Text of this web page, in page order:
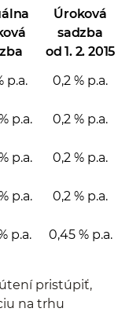
Úroková
sadzba
od 1. 2. 2015
p.a.
0,2 % p.a.
p.a.
0,2 % p.a.
p.a.
0,2 % p.a.
p.a.
0,2 % p.a.
p.a. 0,45 % p.a.
pristúpiť,
na trhu